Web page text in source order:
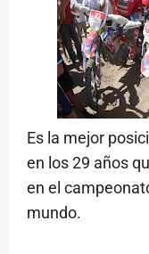
Es la mejor
en los 29 años
en el
mundo.